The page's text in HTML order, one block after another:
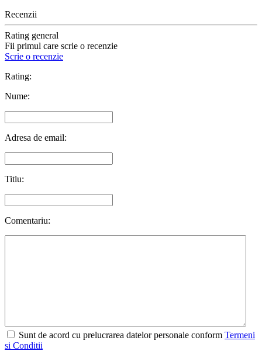
Recenzii
Rating general
Fii primul care scrie o recenzie
Scrie o recenzie
Rating:
Nume:
Adresa de email:
Titlu:
Comentariu:
Sunt de acord cu prelucrarea datelor personale conform Termeni
si Conditii